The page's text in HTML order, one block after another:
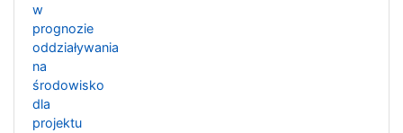
w
prognozie
oddziaływania
na
środowisko
dla
projektu